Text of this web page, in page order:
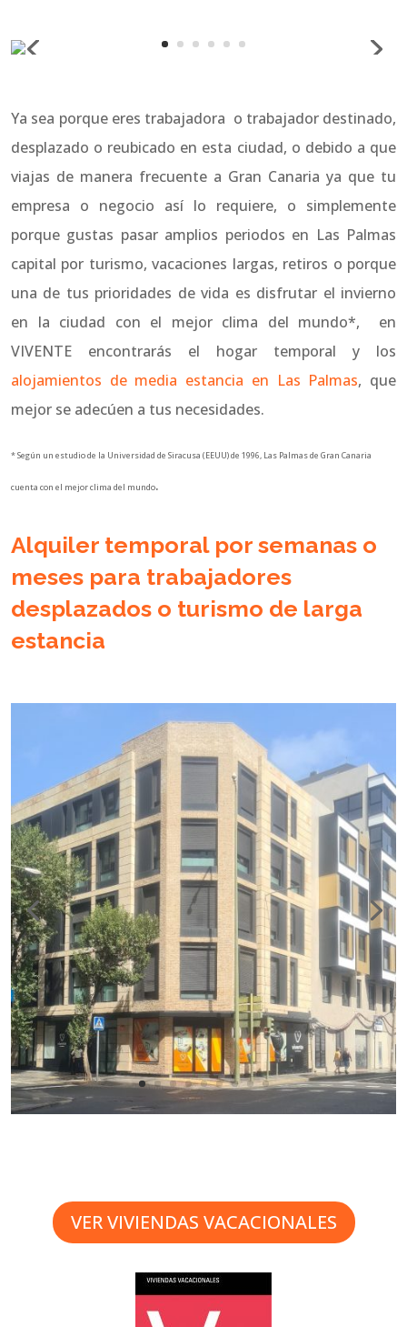
Ya sea porque eres trabajadora o trabajador destinado,
desplazado o reubicado en esta ciudad, o debido a que
viajas de manera frecuente a Gran Canaria ya que tu
empresa o negocio así lo requiere, o simplemente
porque gustas pasar amplios periodos en Las Palmas
capital por turismo, vacaciones largas, retiros o porque
una de tus prioridades de vida es disfrutar el invierno
en la ciudad con el mejor clima del mundo*, en
VIVENTE encontrarás el hogar temporal y los
alojamientos de media estancia en Las Palmas, que
mejor se adecúen a tus necesidades.
* Según un estudio de la Universidad de Siracusa (EEUU) de 1996, Las Palmas de Gran Canaria
cuenta con el mejor clima del mundo.
Alquiler temporal por semanas o
meses para trabajadores
desplazados o turismo de larga
estancia
VER VIVIENDAS VACACIONALES